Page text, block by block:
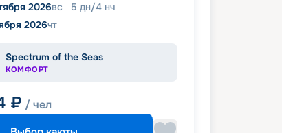
2026вс 5 дн/4 нч
2026чт
Spectrum of the Seas
КОМФОРТ
₽ / чел